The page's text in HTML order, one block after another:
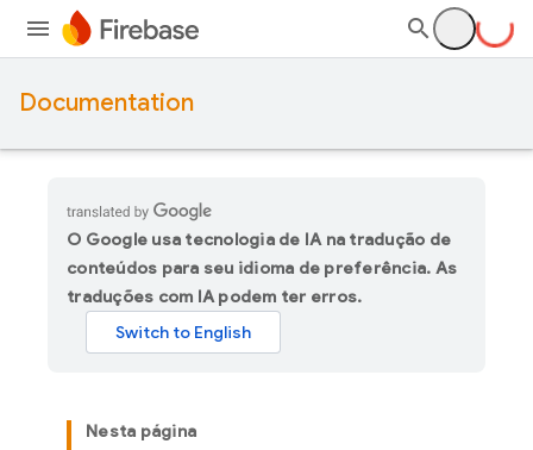
Documentation
O Google usa tecnologia de IA na tradução de
conteúdos para seu idioma de preferência. As
traduções com IA podem ter erros.
Nesta página